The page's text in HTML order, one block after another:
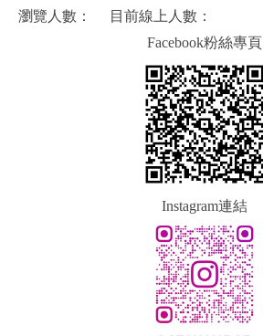
瀏覽人數：
目前線上人數：
Facebook粉絲專頁
Instagram連結